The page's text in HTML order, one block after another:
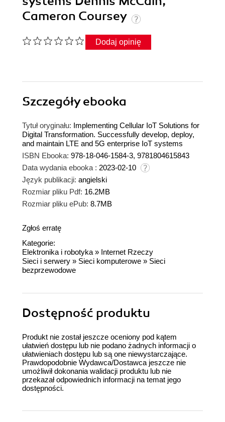
Cameron Coursey
Dodaj opinię
Szczegółyebooka
Tytuł oryginału: Implementing Cellular IoT Solutions for
Digital Transformation. Successfully develop, deploy,
and maintain LTE and 5G enterprise IoT systems
ISBN Ebooka: 978-18-046-1584-3, 9781804615843
Data wydania ebooka : 2023-02-10
Język publikacji: angielski
Rozmiar pliku Pdf: 16.2MB
Rozmiar pliku ePub: 8.7MB
Zgłoś erratę
Kategorie:
Elektronika i robotyka » Internet Rzeczy
Sieci i serwery » Sieci komputerowe » Sieci
bezprzewodowe
Dostępność produktu
Produkt nie został jeszcze oceniony pod kątem
ułatwień dostępu lub nie podano żadnych informacji o
ułatwieniach dostępu lub są one niewystarczające.
Prawdopodobnie Wydawca/Dostawca jeszcze nie
umożliwił dokonania walidacji produktu lub nie
przekazał odpowiednich informacji na temat jego
dostępności.